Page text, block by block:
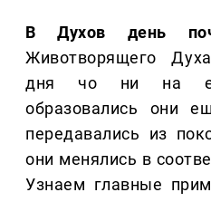
В Духов день
Животворящего
дня чо ни на
образовались они
передавались из
они менялись в
Узнаем главные